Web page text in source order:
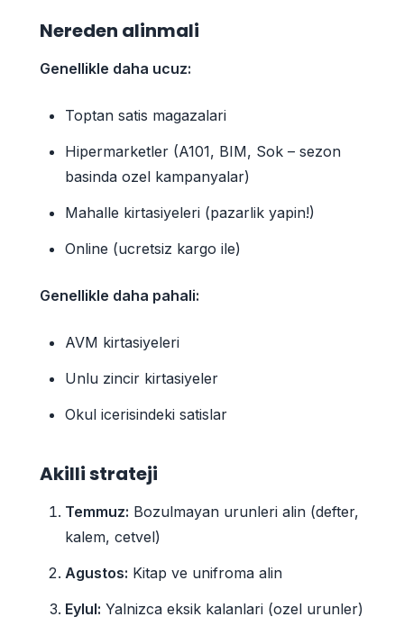
Nereden alinmali
Genellikle daha ucuz:
Toptan satis magazalari
Hipermarketler (A101, BIM, Sok – sezon
basinda ozel kampanyalar)
Mahalle kirtasiyeleri (pazarlik yapin!)
Online (ucretsiz kargo ile)
Genellikle daha pahali:
AVM kirtasiyeleri
Unlu zincir kirtasiyeler
Okul icerisindeki satislar
Akilli strateji
Temmuz: Bozulmayan urunleri alin (defter,
kalem, cetvel)
Agustos: Kitap ve unifroma alin
Eylul: Yalnizca eksik kalanlari (ozel urunler)